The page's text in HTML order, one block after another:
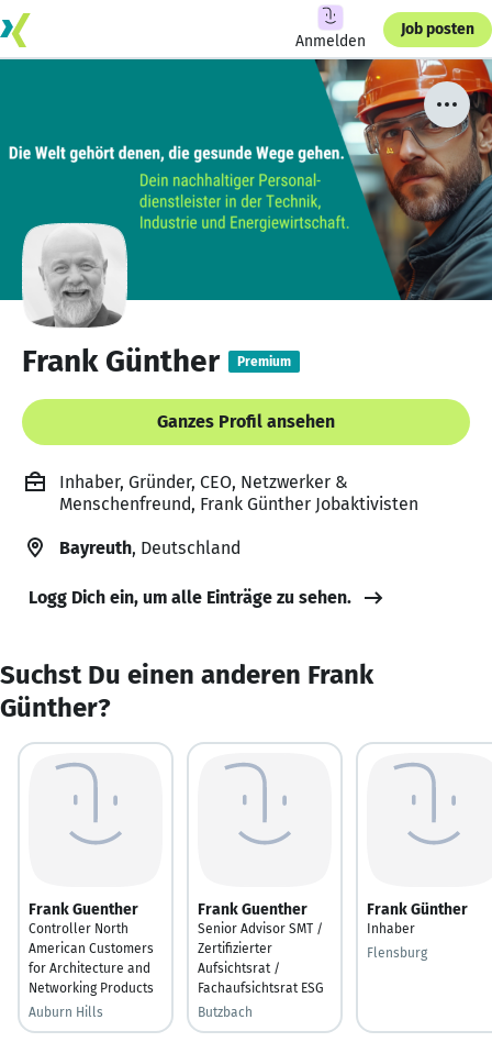
Anmelden
Job posten
Frank Günther Premium
Ganzes Profil ansehen
Inhaber, Gründer, CEO, Netzwerker &
Menschenfreund, Frank Günther Jobaktivisten
Bayreuth, Deutschland
Logg Dich ein, um alle Einträge zu sehen.
Suchst Du einen anderen Frank
Günther?
Frank Guenther
Controller North
American Customers
for Architecture and
Networking Products
Auburn Hills
Frank Guenther
Senior Advisor SMT /
Zertifizierter
Aufsichtsrat /
Fachaufsichtsrat ESG
Butzbach
Frank Günther
Inhaber
Flensburg